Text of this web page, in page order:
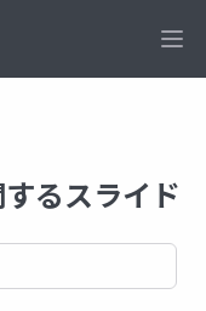
るスライド